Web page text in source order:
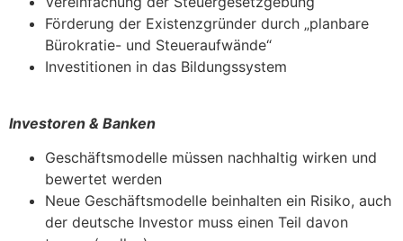
Förderung der Existenzgründer durch „planbare
Bürokratie- und Steueraufwände“
Investitionen in das Bildungssystem
Investoren & Banken
Geschäftsmodelle müssen nachhaltig wirken und
bewertet werden
Neue Geschäftsmodelle beinhalten ein Risiko, auch
der deutsche Investor muss einen Teil davon